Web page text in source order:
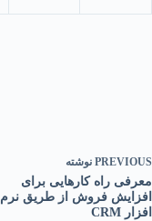
PREVIOUS نوشته
معرفی راه کارهایی برای
افزایش فروش از طریق نرم
افزار CRM